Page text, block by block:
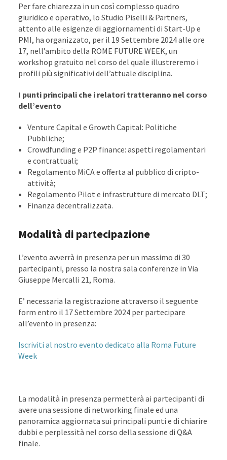
Per fare chiarezza in un così complesso quadro
giuridico e operativo, lo Studio Piselli & Partners,
attento alle esigenze di aggiornamenti di Start-Up e
PMI, ha organizzato, per il 19 Settembre 2024 alle ore
17, nell’ambito della ROME FUTURE WEEK, un
workshop gratuito nel corso del quale illustreremo i
profili più significativi dell’attuale disciplina.
I punti principali che i relatori tratteranno nel corso
dell’evento
Venture Capital e Growth Capital: Politiche
Pubbliche;
Crowdfunding e P2P finance: aspetti regolamentari
e contrattuali;
Regolamento MiCA e offerta al pubblico di cripto-
attività;
Regolamento Pilot e infrastrutture di mercato DLT;
Finanza decentralizzata.
Modalità di partecipazione
L’evento avverrà in presenza per un massimo di 30
partecipanti, presso la nostra sala conferenze in Via
Giuseppe Mercalli 21, Roma.
E’ necessaria la registrazione attraverso il seguente
form entro il 17 Settembre 2024 per partecipare
all’evento in presenza:
Iscriviti al nostro evento dedicato alla Roma Future
Week
La modalità in presenza permetterà ai partecipanti di
avere una sessione di networking finale ed una
panoramica aggiornata sui principali punti e di chiarire
dubbi e perplessità nel corso della sessione di Q&A
finale.